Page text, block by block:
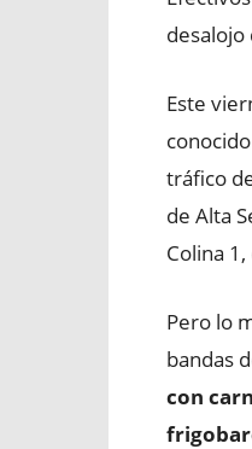
desalojo
Este
tráfico
de Alta
Colina
Pero lo
bandas
con